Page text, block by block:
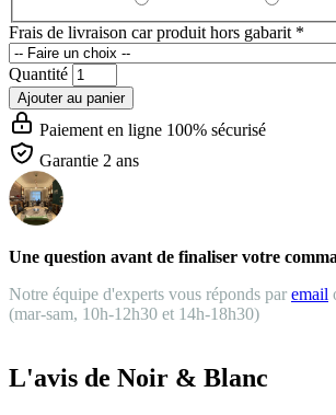
Frais de livraison car produit hors gabarit *
Quantité
Ajouter au panier
Paiement en ligne 100% sécurisé
Garantie 2 ans
Une question avant de finaliser votre
Notre équipe d'experts vous réponds par email
(mar-sam, 10h-12h30 et 14h-18h30)
L'avis de Noir & Blanc